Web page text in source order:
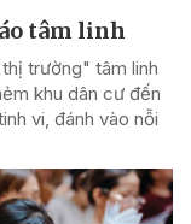
tâm linh
trường" tâm linh
khu dân cư đến
vi, đánh vào nỗi